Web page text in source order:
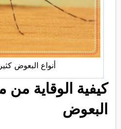
أنواع البعوض
كيفية الوقاية
البعوض